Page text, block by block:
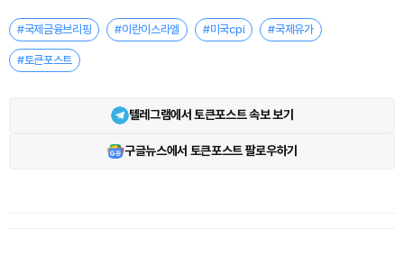
#국제금융브리핑 #이란이스라엘 #미국cpi #국제유가
#토큰포스트
텔레그램에서 토큰포스트 속보 보기
구글뉴스에서 토큰포스트 팔로우하기